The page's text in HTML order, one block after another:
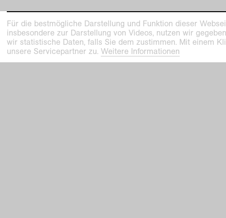
Kunstmuseen Krefeld
+49 2151 975580
e-mail
Kaiser
Joseph-
47798
Für die bestmögliche Darstellung und Funktion dieser
insbesondere zur Darstellung von Videos, nutzen wir
wir statistische Daten, falls Sie dem zustimmen. Mit einem
unsere Servicepartner zu. Weitere Informationen